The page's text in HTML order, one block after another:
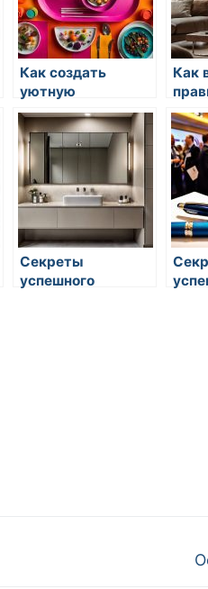
Как создать
уютную
атмосферу на
кухне
Как
для
Секреты
успешного